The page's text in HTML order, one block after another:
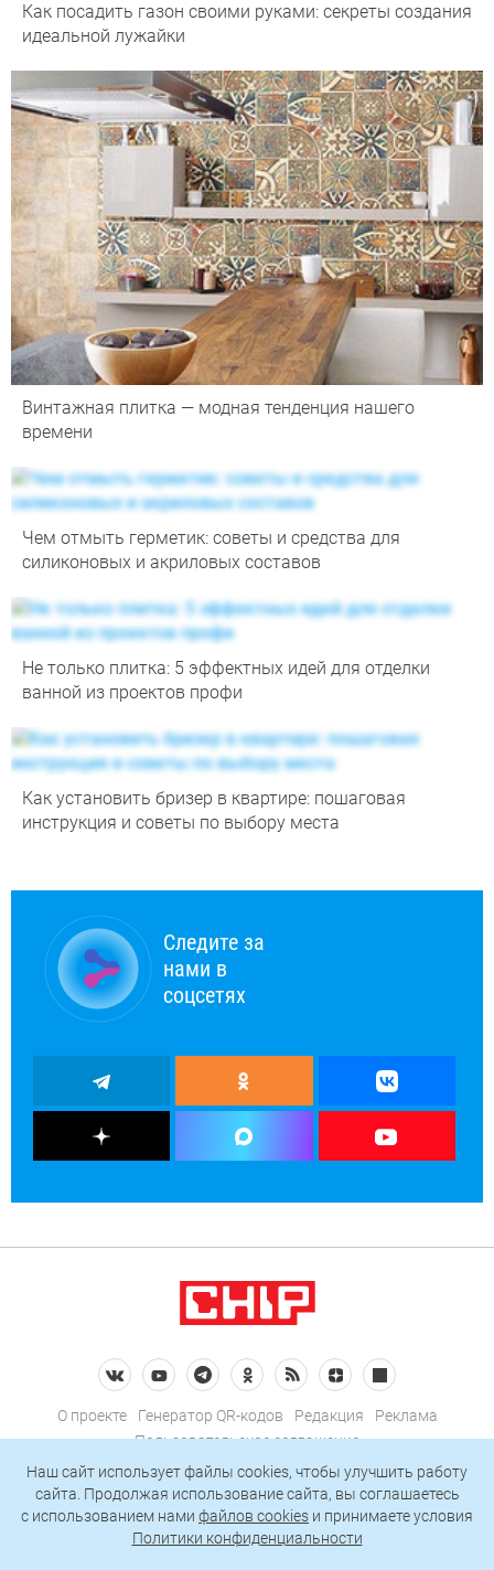
Как посадить газон своими руками: секреты создания
идеальной лужайки
Винтажная плитка — модная тенденция нашего
времени
Чем отмыть герметик: советы и средства для
силиконовых и акриловых составов
Не только плитка: 5 эффектных идей для отделки
ванной из проектов профи
Как установить бризер в квартире: пошаговая
инструкция и советы по выбору места
Следите за
нами в
соцсетях
О проекте Генератор QR-кодов Редакция
Реклама
Пользовательское соглашение
Политика конфиденциальности
Подписаться на рассылку
Наш сайт использует файлы cookies, чтобы улучшить работу
сайта. Продолжая использование сайта, вы соглашаетесь
c использованием нами файлов cookies и принимаете условия
Политики конфиденциальности